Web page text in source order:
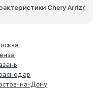
Chery Arrizo 8
на-Дону